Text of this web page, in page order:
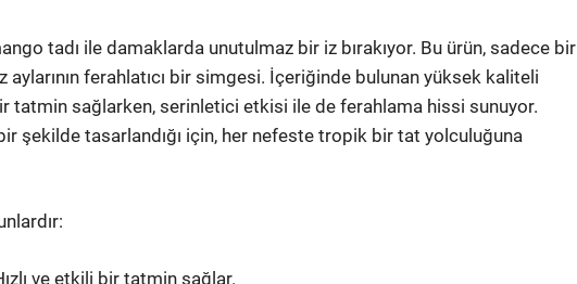
tadı ile damaklarda unutulmaz bir iz bırakıyor. Bu ürün, sadece bir
aylarının ferahlatıcı bir simgesi. İçeriğinde bulunan yüksek kaliteli
bir tatmin sağlarken, serinletici etkisi ile de ferahlama hissi sunuyor.
şekilde tasarlandığı için, her nefeste tropik bir tat yolculuğuna
ve etkili bir tatmin sağlar.